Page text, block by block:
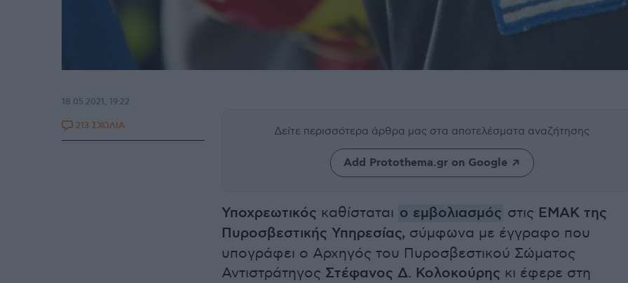
Δείτε περισσότερα άρθρα μας στα αποτελέσματα αναζήτησης
Add Protothema.gr on Google
Υποχρεωτικός καθίσταται ο εμβολιασμός στις ΕΜΑΚ της
Πυροσβεστικής Υπηρεσίας, σύμφωνα με έγγραφο που
υπογράφει ο Αρχηγός του Πυροσβεστικού Σώματος
Αντιστράτηγος Στέφανος Δ. Κολoκούρης κι έφερε στη
18.05.2021, 19:22
213 ΣΧΟΛΙΑ